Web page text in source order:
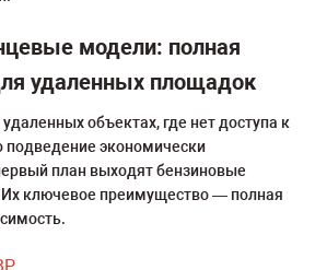
модели: полная
удаленных площадок
объектах, где нет доступа к
подведение экономически
план выходят бензиновые
ключевое преимущество — полная